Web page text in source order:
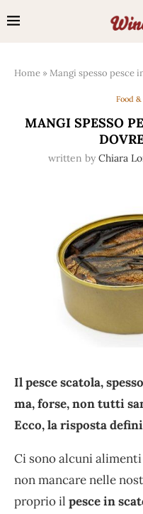
Home »Mangi spesso pesce
Food
MANGI SPESSO
written by Chiara
Il pesce scatola,
ma, forse, non tutti
Ecco, la risposta
Ci sono alcuni
non mancare nelle
proprio il pesce in